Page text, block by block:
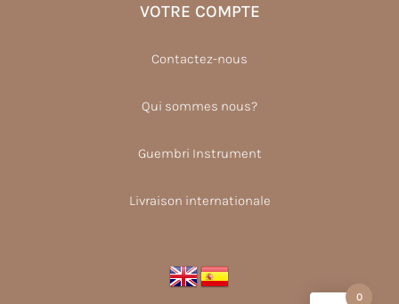
VOTRE COMPTE
Contactez-nous
Qui sommes nous?
Guembri Instrument
Livraison internationale
0